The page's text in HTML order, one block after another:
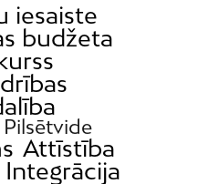
iesaiste
budžeta
Attīstība
Integrācija